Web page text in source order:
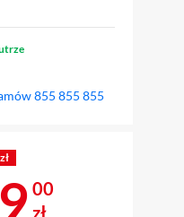
855 855 855
999 zł
00
zł